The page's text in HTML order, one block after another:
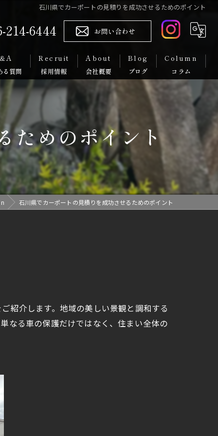
石川県でカーポートの見積りを成功させるためのポイント
214-6444 お問い合わせ
Recruit About
代表挨拶
Blog Column
ためのポイント
石川県でカーポートの見積りを成功させるためのポイント
紹介します。地域の美しい景観と調和する
なる車の保護だけではなく、住まい全体の